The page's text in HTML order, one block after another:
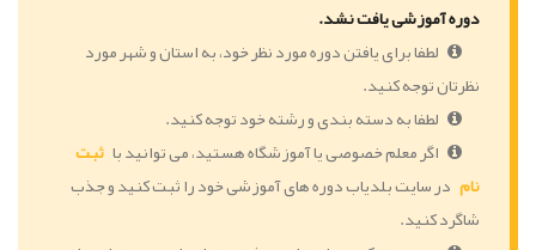
دوره آموزشی یافت نشد.
لطفا برای یافتن دوره مورد نظر خود، به استان و شهر مورد
نظرتان توجه کنید.
لطفا به دسته بندی و رشته خود توجه کنید.
اگر معلم خصوصی یا آموزشگاه هستید، می توانید با ثبت
نام در سایت بلدیاب دوره های آموزشی خود را ثبت کنید و جذب
شاگرد کنید.